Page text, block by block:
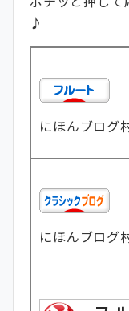
♪
にほんブログ
にほんブログ